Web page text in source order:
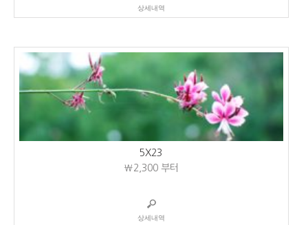
상세내역
5X23
₩2,300부터
상세내역